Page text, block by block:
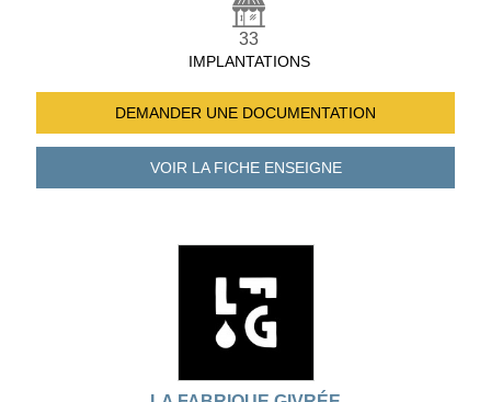
33
IMPLANTATIONS
DEMANDER UNE DOCUMENTATION
VOIR LA FICHEENSEIGNE